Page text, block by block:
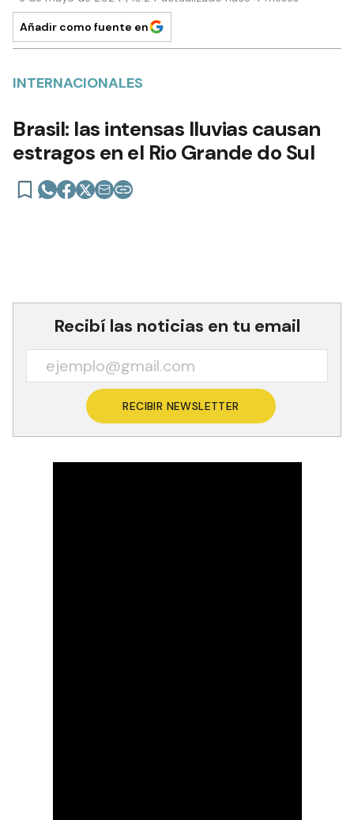
Añadir como fuente en
INTERNACIONALES
Brasil: las intensas lluvias causan
estragos en el Rio Grande do Sul
Recibí las noticias en tu email
RECIBIR NEWSLETTER